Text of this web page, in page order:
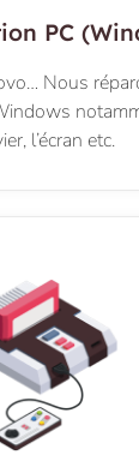
PC
Nous
l’écran etc.